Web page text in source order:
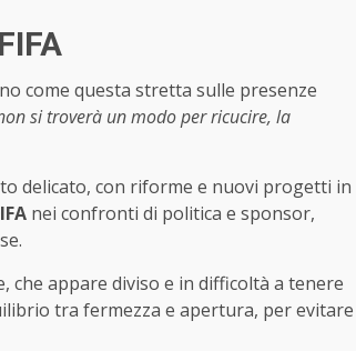
come questa stretta sulle presenze
si troverà un modo per ricucire, la
delicato, con riforme e nuovi progetti in
nei confronti di politica e sponsor,
che appare diviso e in difficoltà a tenere
tra fermezza e apertura, per evitare